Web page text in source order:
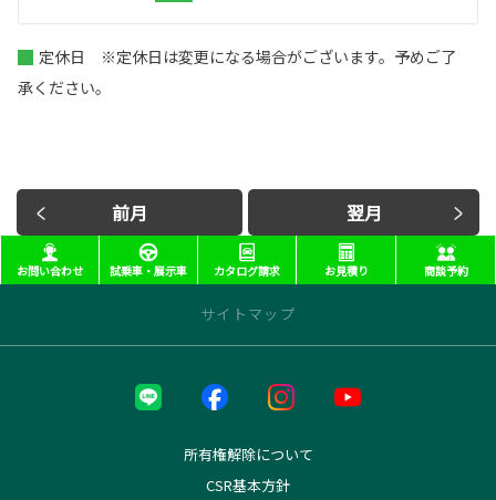
前月 翌月
定休日 ※定休日は変更になる場合がございます。予めご了
承ください。
お問い合わせ 試乗車・展示車 カタログ請求 お見積り 商談予約
サイトマップ
所有権解除について
CSR基本方針